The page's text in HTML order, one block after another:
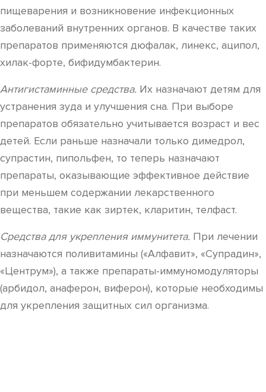
пищеварения и возникновение инфекционных
заболеваний внутренних органов. В качестве таких
препаратов применяются дюфалак, линекс, аципол,
хилак-форте, бифидумбактерин.
Антигистаминные средства. Их назначают детям для
устранения зуда и улучшения сна. При выборе
препаратов обязательно учитывается возраст и вес
детей. Если раньше назначали только димедрол,
супрастин, пипольфен, то теперь назначают
препараты, оказывающие эффективное действие
при меньшем содержании лекарственного
вещества, такие как зиртек, кларитин, телфаст.
Средства для укрепления иммунитета. При лечении
назначаются поливитамины («Алфавит», «Супрадин»,
«Центрум»), а также препараты-иммуномодуляторы
(арбидол, анаферон, виферон), которые необходимы
для укрепления защитных сил организма.